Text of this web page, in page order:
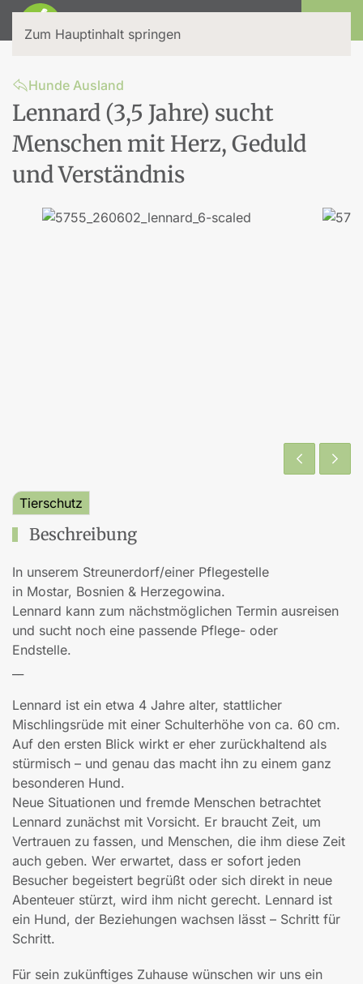
Zum Hauptinhalt springen
Hunde Ausland
Lennard (3,5 Jahre) sucht
Menschen mit Herz, Geduld
und Verständnis
Tierschutz
Beschreibung
In unserem Streunerdorf/einer Pflegestelle
in Mostar, Bosnien & Herzegowina.
Lennard kann zum nächstmöglichen Termin ausreisen
und sucht noch eine passende Pflege- oder
Endstelle.
Lennard ist ein etwa 4 Jahre alter, stattlicher
Mischlingsrüde mit einer Schulterhöhe von ca. 60 cm.
Auf den ersten Blick wirkt er eher zurückhaltend als
stürmisch – und genau das macht ihn zu einem ganz
besonderen Hund.
Neue Situationen und fremde Menschen betrachtet
Lennard zunächst mit Vorsicht. Er braucht Zeit, um
Vertrauen zu fassen, und Menschen, die ihm diese Zeit
auch geben. Wer erwartet, dass er sofort jeden
Besucher begeistert begrüßt oder sich direkt in neue
Abenteuer stürzt, wird ihm nicht gerecht. Lennard ist
ein Hund, der Beziehungen wachsen lässt – Schritt für
Schritt.
Für sein zukünftiges Zuhause wünschen wir uns ein